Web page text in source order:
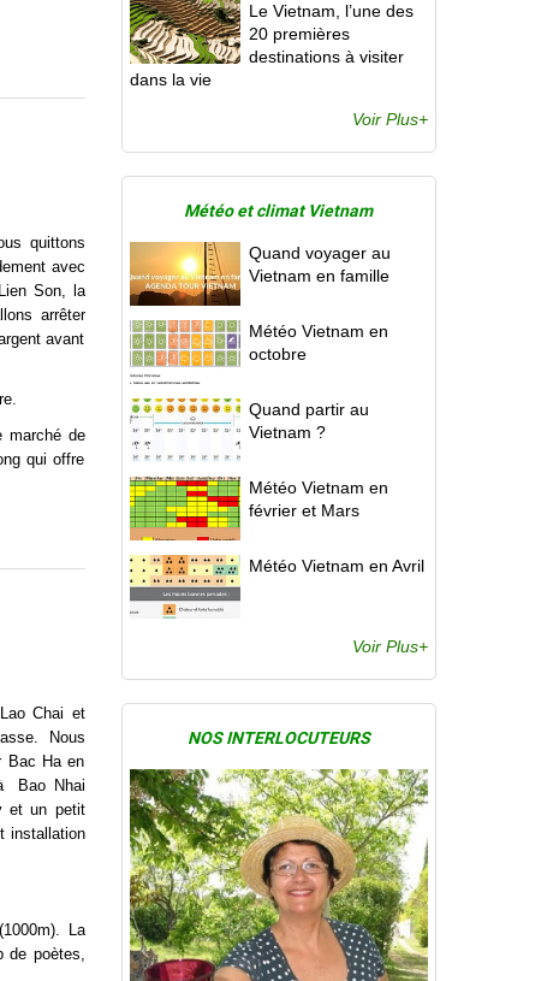
quittons
avec
Son, la
arrêter
avant
marché de
qui offre
Chai et
Nous
Bac Ha en
Bao Nhai
et un petit
installation
La
de poètes,
Le Vietnam, l’une des
20 premières
destinations à visiter
dans la vie
Voir Plus+
Météo et climat Vietnam
Quand voyager au
Vietnam en famille
Météo Vietnam en
octobre
Quand partir au
Vietnam ?
Météo Vietnam en
février et Mars
Météo Vietnam en Avril
Voir Plus+
NOS INTERLOCUTEURS